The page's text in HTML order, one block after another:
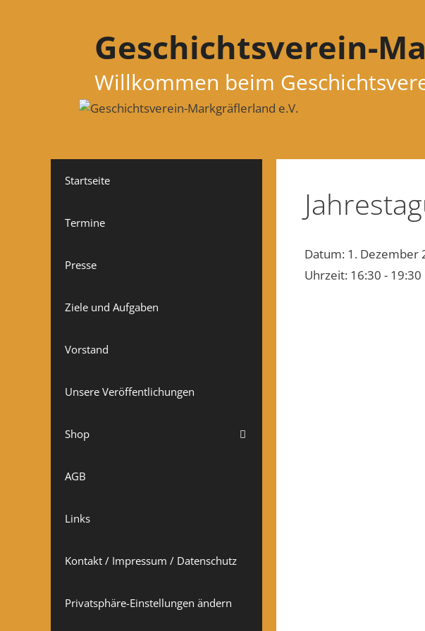
Geschichtsverein-
Willkommen beim
Datum: 1. Dezember
Uhrzeit: 16:30 - 19:30
Startseite
Termine
Presse
Ziele und Aufgaben
Vorstand
Unsere Veröffentlichungen
Shop
AGB
Links
Kontakt / Impressum / Datenschutz
Privatsphäre-Einstellungen ändern